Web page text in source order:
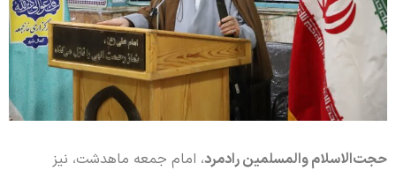
حجت‌الاسلام والمسلمین رادمرد، امام جمعه ماهدشت، نیز